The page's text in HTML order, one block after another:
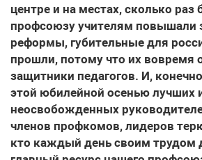
центре и на местах, сколько раз
профсоюзу учителям повышали
реформы, губительные для
прошли, потому что их вовремя
защитники педагогов. И,
этой юбилейной осенью лучших
неосвобожденных
членов профкомов, лидеров
кто каждый день своим трудом